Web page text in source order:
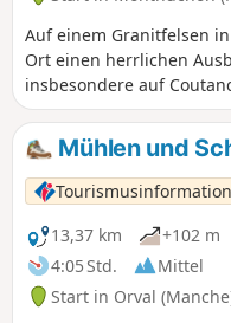
ermöglichen es, einen
Kulturerbes von
entdecken, auch wenn
Gewerbegebiet den
trübt, was man jedoch
Auf einem Granitfelsen
Ort einen herrlichen
insbesondere auf
Abend kann man bei
erkennen.
Mühlen und
Tourismusinformation
13,37 km
+102 m
4:05 Std.
Mittel
Start in Orval